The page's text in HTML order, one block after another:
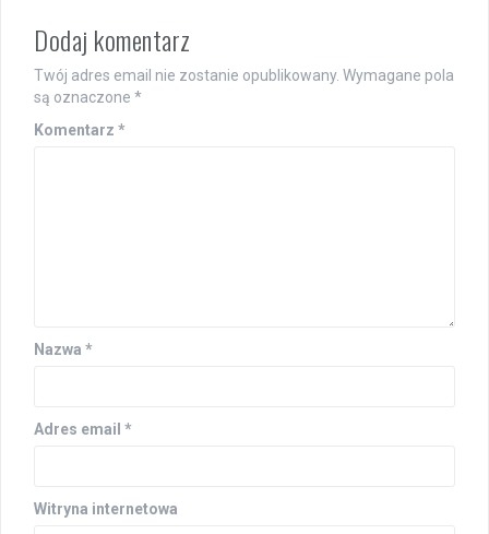
Dodaj komentarz
Twój adres email nie zostanie opublikowany. Wymagane pola
są oznaczone *
Komentarz *
Nazwa *
Adres email *
Witryna internetowa